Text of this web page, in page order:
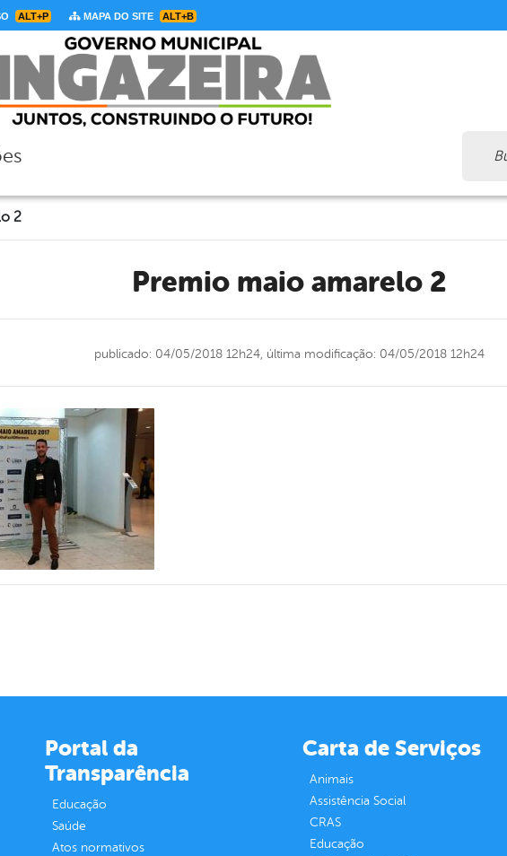
ALT+P MAPA DO SITE ALT+B
2
premio maio amarelo 2
publicado: 04/05/2018 12h24, última modificação: 04/05/2018 12h24
Portal da
Transparência
Educação
Saúde
Atos normativos
Carta de Serviços
Animais
Assistência Social
CRAS
Educação